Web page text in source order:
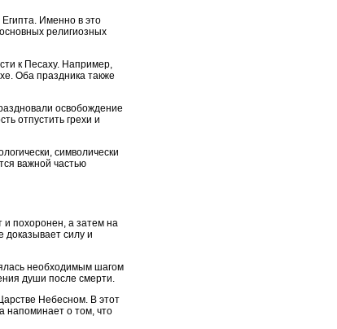
Именно в это
религиозных
к Песаху. Например,
Оба праздника также
освобождение
отпустить грехи и
символически
важной частью
и похоронен, а затем на
доказывает силу и
необходимым шагом
души после смерти.
Небесном. В этот
напоминает о том, что